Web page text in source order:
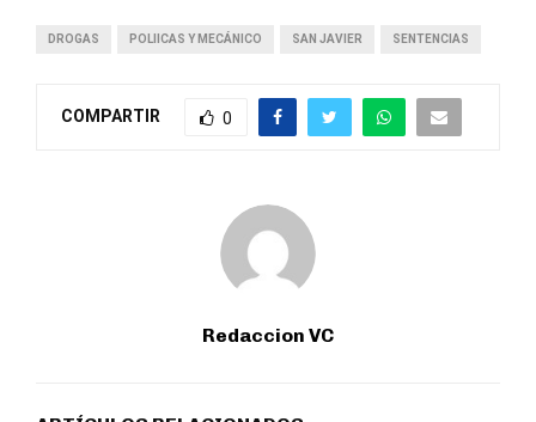
DROGAS POLIICAS Y MECÁNICO SAN JAVIER SENTENCIAS
COMPARTIR 0
Redaccion VC